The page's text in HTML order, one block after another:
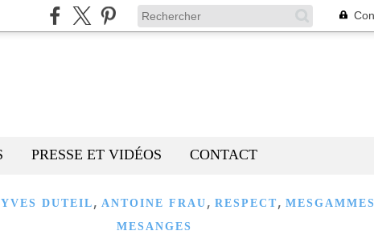
PRESSE ET VIDÉOS CONTACT
DUTEIL, ANTOINE FRAU , RESPECT , MESGAMMES
MESANGES